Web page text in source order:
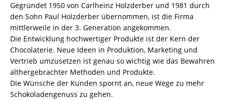
Gegründet 1950 von Carlheinz Holzderber und 1981 durch
den Sohn Paul Holzderber übernommen, ist die Firma
mittlerweile in der 3. Generation angekommen.
Die Entwicklung hochwertiger Produkte ist der Kern der
Chocolaterie. Neue Ideen in Produktion, Marketing und
Vertrieb umzusetzen ist genau so wichtig wie das Bewahren
althergebrachter Methoden und Produkte.
Die Wünsche der Kunden spornt an, neue Wege zu mehr
Schokoladengenuss zu gehen.